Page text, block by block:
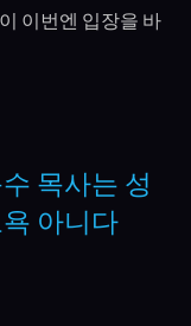
이번엔 입장을 바
목사는 성
아니다